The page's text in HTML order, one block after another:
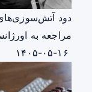
دود
مراجعه به